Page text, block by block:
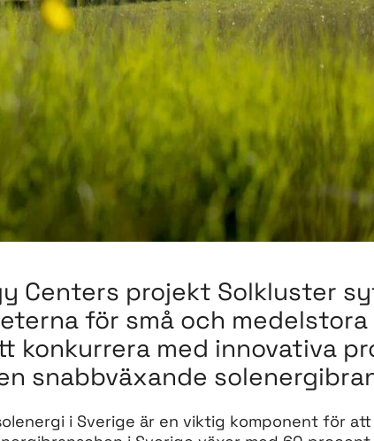
Centers projekt Solkluster
för små och
konkurrera med innovativa
snabbväxande
i Sverige är en viktig komponent för att